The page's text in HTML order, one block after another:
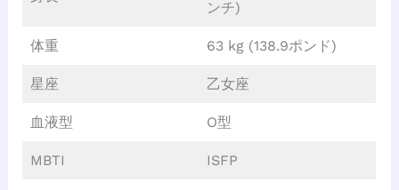
ンチ)
体重 63 kg (138.9ポンド)
星座 乙女座
血液型 O型
MBTI ISFP